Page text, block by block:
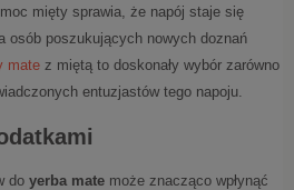
mięty sprawia, że napój staje się
osób poszukujących nowych doznań
mate z miętą to doskonały wybór zarówno
entuzjastów tego napoju.
do yerba mate może znacząco wpłynąć